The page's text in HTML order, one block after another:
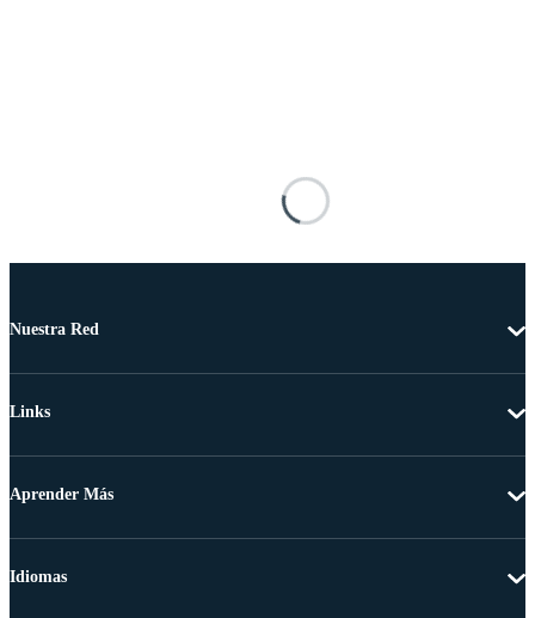
Nuestra Red
Links
Aprender Más
Idiomas